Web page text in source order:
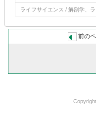
ライフサイエンス / 解剖学、
前の